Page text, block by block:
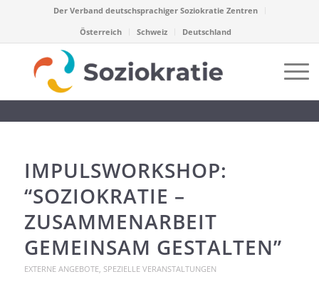
Der Verband deutschsprachiger Soziokratie Zentren
Österreich
Schweiz Deutschland
IMPULSWORKSHOP:
“SOZIOKRATIE –
ZUSAMMENARBEIT
GEMEINSAM GESTALTEN”
EXTERNE ANGEBOTE, SPEZIELLE VERANSTALTUNGEN